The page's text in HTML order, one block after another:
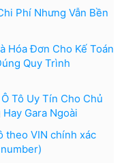
Phí Nhưng Vẫn Bền
Hóa Đơn Cho Kế Toán
Quy Trình
Tô Uy Tín Cho Chủ
Gara Ngoài
theo VIN chính xác